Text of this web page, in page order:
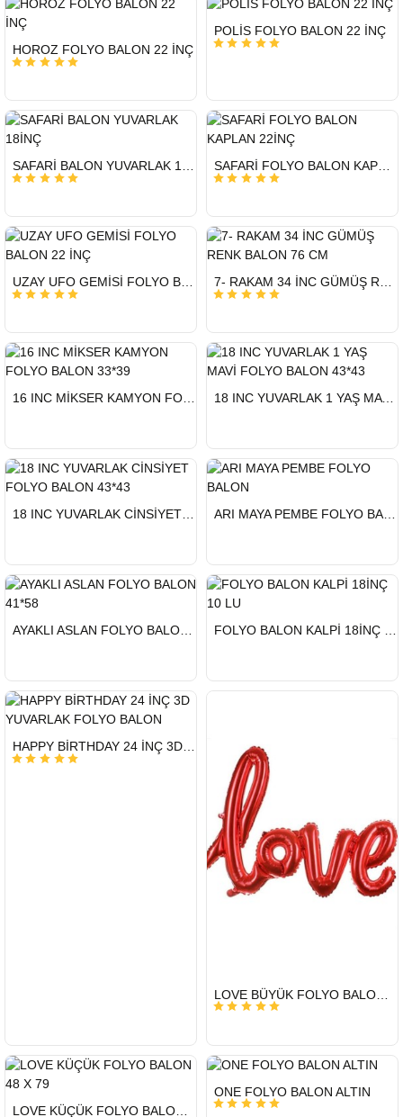
HIZLI
GÖNDERİ
HOROZ FOLYO BALON 22 İNÇ
HIZLI
GÖNDERİ
POLİS FOLYO BALON 22 İNÇ
HIZLI
GÖNDERİ
SAFARİ BALON YUVARLAK 18İNÇ
HIZLI
GÖNDERİ
SAFARİ FOLYO BALON KAPLAN 22İNÇ
HIZLI
GÖNDERİ
UZAY UFO GEMİSİ FOLYO BALON 22 İNÇ
HIZLI
GÖNDERİ
7- RAKAM 34 İNC GÜMÜŞ RENK BALON 76 CM
HIZLI
GÖNDERİ
16 INC MİKSER KAMYON FOLYO BALON 33*39
HIZLI
GÖNDERİ
18 INC YUVARLAK 1 YAŞ MAVİ FOLYO BALON 43*43
HIZLI
GÖNDERİ
18 INC YUVARLAK CİNSİYET FOLYO BALON 43*43
HIZLI
GÖNDERİ
ARI MAYA PEMBE FOLYO BALON
HIZLI
GÖNDERİ
AYAKLI ASLAN FOLYO BALON 41*58
HIZLI
GÖNDERİ
FOLYO BALON KALPİ 18İNÇ 10 LU
HIZLI
GÖNDERİ
HAPPY BİRTHDAY 24 İNÇ 3D YUVARLAK FOLYO BALON
GÖNDERİ
LOVE BÜYÜK FOLYO BALON 65 X 108 CM
GÖNDERİ
GÖNDERİ
ONE FOLYO BALON ALTIN